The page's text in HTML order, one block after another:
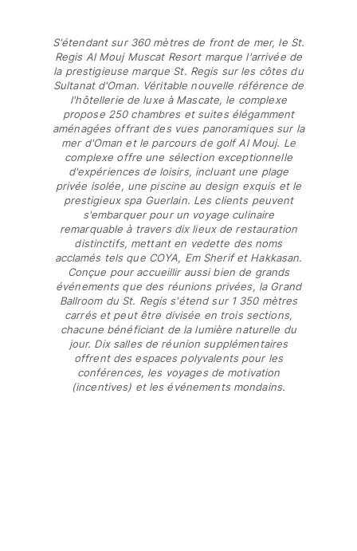
Portail des retours
Retours
Livraison
Questions fréquentes
Magasins
Nous contacter
Suivre ma commande
Mon compte
S'étendant sur 360 mètres de front de mer, le St.
Regis Al Mouj Muscat Resort marque l'arrivée de
la prestigieuse marque St. Regis sur les côtes du
Sultanat d'Oman. Véritable nouvelle référence de
l'hôtellerie de luxe à Mascate, le complexe
propose 250 chambres et suites élégamment
aménagées offrant des vues panoramiques sur la
mer d'Oman et le parcours de golf Al Mouj. Le
complexe offre une sélection exceptionnelle
d'expériences de loisirs, incluant une plage
privée isolée, une piscine au design exquis et le
prestigieux spa Guerlain. Les clients peuvent
s'embarquer pour un voyage culinaire
remarquable à travers dix lieux de restauration
distinctifs, mettant en vedette des noms
acclamés tels que COYA, Em Sherif et Hakkasan.
Conçue pour accueillir aussi bien de grands
événements que des réunions privées, la Grand
Ballroom du St. Regis s'étend sur 1 350 mètres
carrés et peut être divisée en trois sections,
chacune bénéficiant de la lumière naturelle du
jour. Dix salles de réunion supplémentaires
offrent des espaces polyvalents pour les
conférences, les voyages de motivation
(incentives) et les événements mondains.